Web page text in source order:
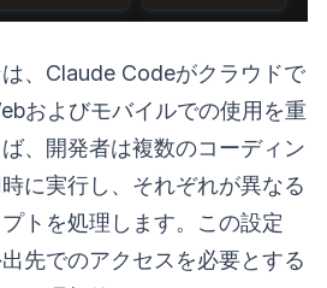
、Claude Codeがクラウドで
およびモバイルでの使用を重
、開発者は複数のコーディン
に実行し、それぞれが異なる
トを処理します。この設定
先でのアクセスを必要とする